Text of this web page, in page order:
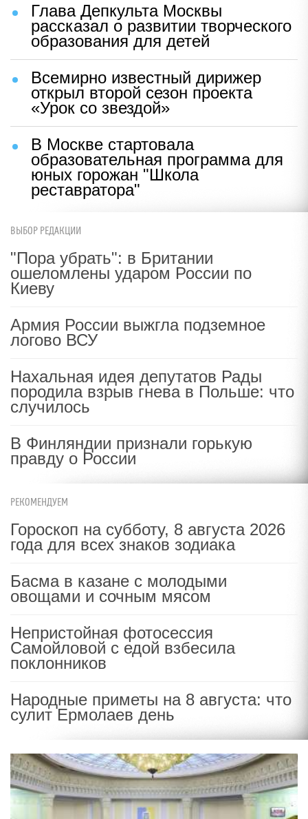
Глава Депкульта Москвы
рассказал о развитии творческого
образования для детей
Всемирно известный дирижер
открыл второй сезон проекта
«Урок со звездой»
В Москве стартовала
образовательная программа для
юных горожан "Школа
реставратора"
ВЫБОР РЕДАКЦИИ
"Пора убрать": в Британии
ошеломлены ударом России по
Киеву
Армия России выжгла подземное
логово ВСУ
Нахальная идея депутатов Рады
породила взрыв гнева в Польше: что
случилось
В Финляндии признали горькую
правду о России
РЕКОМЕНДУЕМ
Гороскоп на субботу, 8 августа 2026
года для всех знаков зодиака
Басма в казане с молодыми
овощами и сочным мясом
Непристойная фотосессия
Самойловой с едой взбесила
поклонников
Народные приметы на 8 августа: что
сулит Ермолаев день